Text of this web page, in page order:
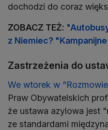
dochodzi do coraz
ZOBACZ TEŻ:
z Niemiec?
Zastrzeżenia do
We wtorek w
Praw Obywatelskich prof.
że ustawa azylowa jest
ze standardami